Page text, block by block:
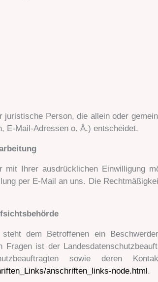
Person, die allein oder
E-Mail-Adressen o. Ä.) entscheidet.
mit Ihrer ausdrücklichen Einwilligung
per E-Mail an uns. Die
dem Betroffenen ein
Fragen ist der
sowie deren
anschriften_links-node.html.